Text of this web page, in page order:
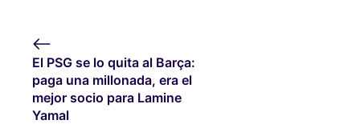
El PSG se lo quita al Barça:
paga una millonada, era el
mejor socio para Lamine
Yamal